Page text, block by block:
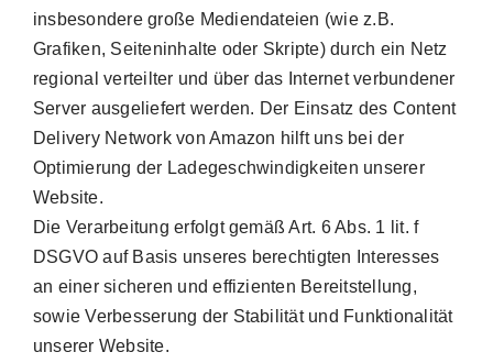
insbesondere große Mediendateien (wie z.B.
Grafiken, Seiteninhalte oder Skripte) durch ein Netz
regional verteilter und über das Internet verbundener
Server ausgeliefert werden. Der Einsatz des Content
Delivery Network von Amazon hilft uns bei der
Optimierung der Ladegeschwindigkeiten unserer
Website.
Die Verarbeitung erfolgt gemäß Art. 6 Abs. 1 lit. f
DSGVO auf Basis unseres berechtigten Interesses
an einer sicheren und effizienten Bereitstellung,
sowie Verbesserung der Stabilität und Funktionalität
unserer Website.